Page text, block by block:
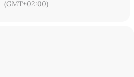
(GMT+02:00)